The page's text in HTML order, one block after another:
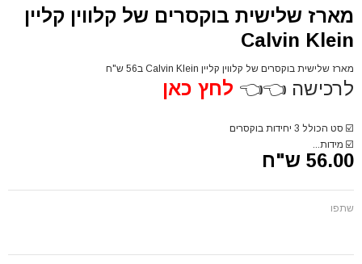
מארז שלישית בוקסרים של קלווין קליין
Calvin Klein
מארז שלישית בוקסרים של קלווין קליין Calvin Klein ב56 ש"ח
לרכישה 👈👈 לחץ כאן
☑️ סט הכולל 3 יחידות בוקסרים
☑️ מידות...
56.00 ש"ח
שתפו